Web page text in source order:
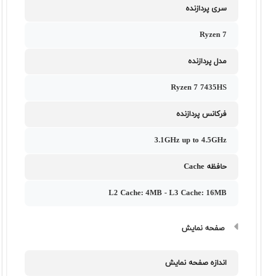
سری پردازنده
Ryzen 7
مدل پردازنده
Ryzen 7 7435HS
فرکانس پردازنده
3.1GHz up to 4.5GHz
حافظه Cache
L2 Cache: 4MB - L3 Cache: 16MB
صفحه نمایش
اندازه صفحه نمایش